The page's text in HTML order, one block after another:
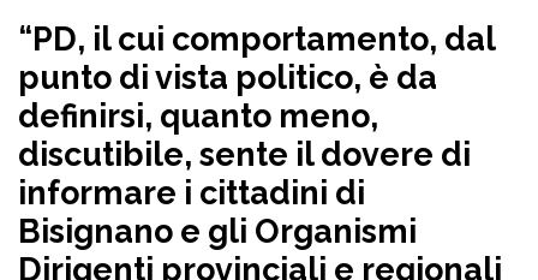
“PD, il cui comportamento, dal
punto di vista politico, è da
definirsi, quanto meno,
discutibile, sente il dovere di
informare i cittadini di
Bisignano e gli Organismi
Dirigenti provinciali e regionali